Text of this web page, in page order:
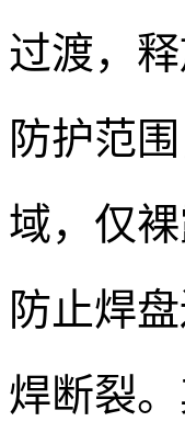
过渡，
防护范
域，仅
防止焊
焊断裂